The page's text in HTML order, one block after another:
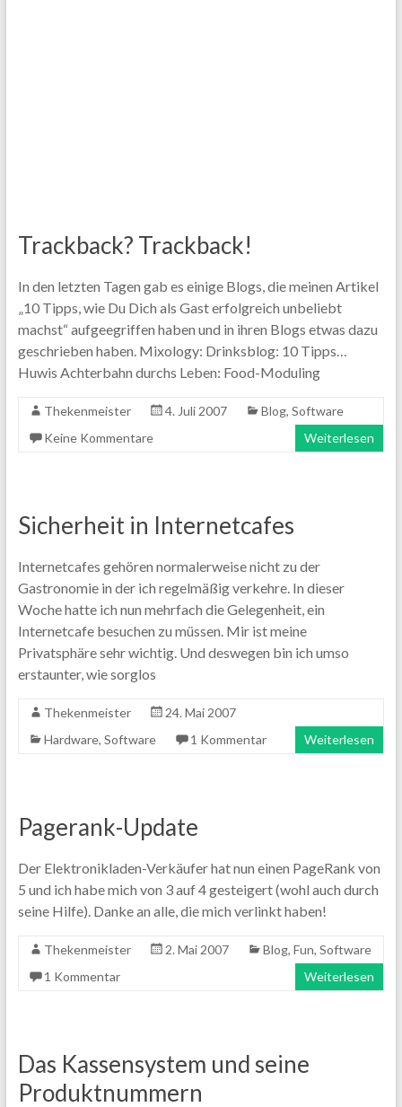
Trackback? Trackback!
In den letzten Tagen gab es einige Blogs, die meinen Artikel
„10 Tipps, wie Du Dich als Gast erfolgreich unbeliebt
machst“ aufgeegriffen haben und in ihren Blogs etwas dazu
geschrieben haben. Mixology: Drinksblog: 10 Tipps…
Huwis Achterbahn durchs Leben: Food-Moduling
Thekenmeister 4. Juli 2007 Blog, Software
Keine Kommentare
Weiterlesen
Sicherheit in Internetcafes
Internetcafes gehören normalerweise nicht zu der
Gastronomie in der ich regelmäßig verkehre. In dieser
Woche hatte ich nun mehrfach die Gelegenheit, ein
Internetcafe besuchen zu müssen. Mir ist meine
Privatsphäre sehr wichtig. Und deswegen bin ich umso
erstaunter, wie sorglos
Thekenmeister
24. Mai 2007
Hardware, Software 1 Kommentar Weiterlesen
Pagerank-Update
Der Elektronikladen-Verkäufer hat nun einen PageRank von
5 und ich habe mich von 3 auf 4 gesteigert (wohl auch durch
seine Hilfe). Danke an alle, die mich verlinkt haben!
Thekenmeister 2. Mai 2007 Blog, Fun, Software
1 Kommentar
Weiterlesen
Das Kassensystem und seine
Produktnummern